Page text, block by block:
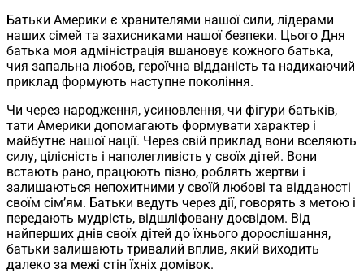
Батьки Америки є хранителями нашої сили, лідерами
наших сімей та захисниками нашої безпеки. Цього Дня
батька моя адміністрація вшановує кожного батька,
чия запальна любов, героїчна відданість та надихаючий
приклад формують наступне покоління.
Чи через народження, усиновлення, чи фігури батьків,
тати Америки допомагають формувати характер і
майбутнє нашої нації. Через свій приклад вони вселяють
силу, цілісність і наполегливість у своїх дітей. Вони
встають рано, працюють пізно, роблять жертви і
залишаються непохитними у своїй любові та відданості
своїм сім’ям. Батьки ведуть через дії, говорять з метою і
передають мудрість, відшліфовану досвідом. Від
найперших днів своїх дітей до їхнього дорослішання,
батьки залишають тривалий вплив, який виходить
далеко за межі стін їхніх домівок.